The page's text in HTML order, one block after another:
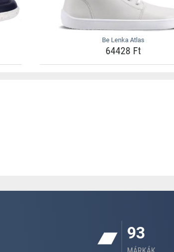
Be Lenka Atlas
64428 Ft
93